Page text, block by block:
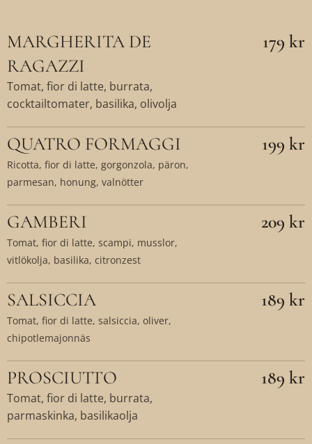
MARGHERITA DE
RAGAZZI
Tomat, fior di latte, burrata,
cocktailtomater, basilika, olivolja
179 kr
QUATRO FORMAGGI
Ricotta, fior di latte, gorgonzola, päron,
parmesan, honung, valnötter
199 kr
GAMBERI
Tomat, fior di latte, scampi, musslor,
vitlökolja, basilika, citronzest
209 kr
SALSICCIA
Tomat, fior di latte, salsiccia, oliver,
chipotlemajonnäs
189 kr
PROSCIUTTO
Tomat, fior di latte, burrata,
parmaskinka, basilikaolja
189 kr